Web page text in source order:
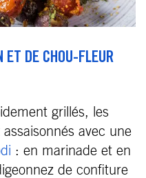
ET DE CHOU-FLEUR
grillés, les
assaisonnés avec une
: en marinade et en
de confiture